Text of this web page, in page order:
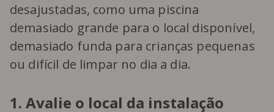
desajustadas, como uma piscina
demasiado grande para o local disponível,
demasiado funda para crianças pequenas
ou difícil de limpar no dia a dia.
1. Avalie o local da instalação